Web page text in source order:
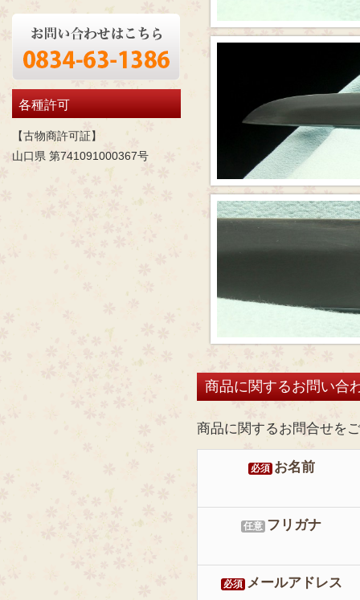
各種許可
【古物商許可証】
山口県 第741091000367号
商品に関するお問い合
商品に関するお問合せを
必須 お名前
任意 フリガナ
必須 メールアドレス